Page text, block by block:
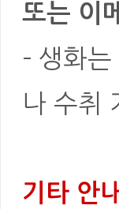
또는 이
- 생화는
나 수취
기타 안